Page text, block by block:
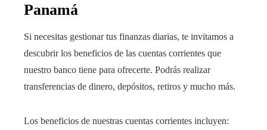
Panamá
Si necesitas gestionar tus finanzas diarias, te invitamos a
descubrir los beneficios de las cuentas corrientes que
nuestro banco tiene para ofrecerte. Podrás realizar
transferencias de dinero, depósitos, retiros y mucho más.
Los beneficios de nuestras cuentas corrientes incluyen: